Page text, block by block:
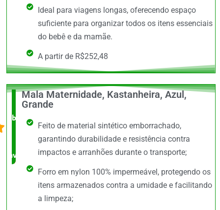
Ideal para viagens longas, oferecendo espaço
suficiente para organizar todos os itens essenciais
do bebê e da mamãe.
A partir de R$252,48
O +
barato,
avaliado!
Mala Maternidade, Kastanheira, Azul,
Grande
Feito de material sintético emborrachado,
garantindo durabilidade e resistência contra
impactos e arranhões durante o transporte;
Forro em nylon 100% impermeável, protegendo os
itens armazenados contra a umidade e facilitando
a limpeza;